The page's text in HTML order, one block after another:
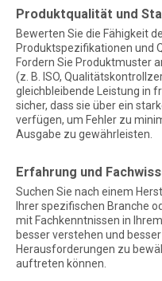
Produktqualität und
Bewerten Sie die Fähigkeit
Produktspezifikationen und
Fordern Sie Produktmuster
(z. B. ISO,
gleichbleibende Leistung in
sicher, dass sie über ein
verfügen, um Fehler zu
Ausgabe zu gewährleisten.
Erfahrung und
Suchen Sie nach einem
Ihrer spezifischen Branche
mit Fachkenntnissen in
besser verstehen und
Herausforderungen zu
auftreten können.